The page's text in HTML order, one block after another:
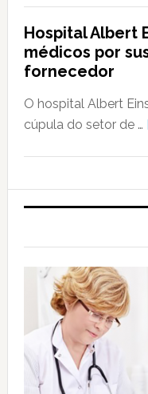
Hospital Albert
médicos por
fornecedor
O hospital Albert
cúpula do setor de …